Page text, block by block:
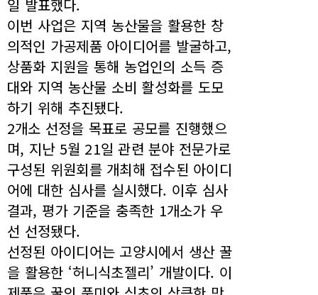
일 발표했다.
이번 사업은 지역 농산물을 활용한 창
의적인 가공제품 아이디어를 발굴하고,
상품화 지원을 통해 농업인의 소득 증
대와 지역 농산물 소비 활성화를 도모
하기 위해 추진됐다.
2개소 선정을 목표로 공모를 진행했으
며, 지난 5월 21일 관련 분야 전문가로
구성된 위원회를 개최해 접수된 아이디
어에 대한 심사를 실시했다. 이후 심사
결과, 평가 기준을 충족한 1개소가 우
선 선정됐다.
선정된 아이디어는 고양시에서 생산 꿀
을 활용한 ‘허니식초젤리’ 개발이다. 이